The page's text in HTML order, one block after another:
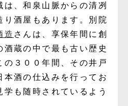
は、和泉山脈からの清冽
り酒屋もあります。別院
造 さんは、享保年間に創
酒蔵の中で最も古い歴史
の３００年間、その井戸
本酒の仕込みを行ってお
学も随時されているよう